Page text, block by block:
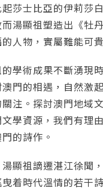
莎士比亞的伊莉莎
湯顯祖塑造出《牡
人物，實屬難能可
學術成果不斷湧現
門的相遇，自然激
注。探討澳門地域
學資源，我們有理
的詩作。
顯祖謫遷湛江徐聞
着時代溫情的若干